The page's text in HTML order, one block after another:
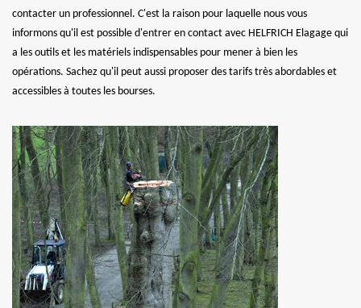
contacter un professionnel. C'est la raison pour laquelle nous vous
informons qu'il est possible d'entrer en contact avec HELFRICH Elagage qui
a les outils et les matériels indispensables pour mener à bien les
opérations. Sachez qu'il peut aussi proposer des tarifs très abordables et
accessibles à toutes les bourses.